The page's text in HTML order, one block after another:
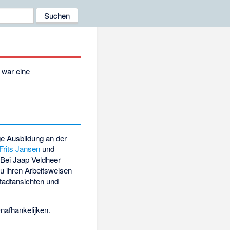
eine
Ausbildung an der
Frits Jansen und
Jaap Veldheer
ihren Arbeitsweisen
und